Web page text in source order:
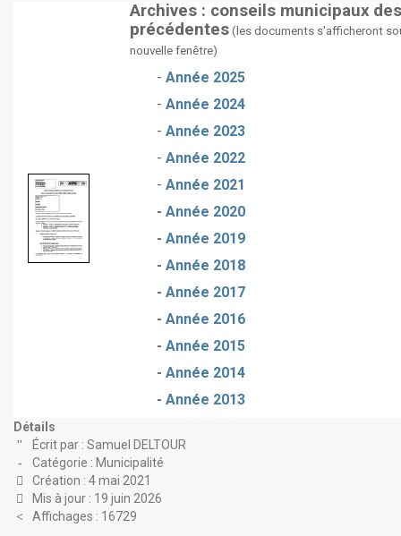
Archives : conseils municipaux
précédentes (les documents s'afficheront
nouvelle fenêtre)
- Année 2025
- Année 2024
- Année 2023
- Année 2022
- Année 2021
- Année 2020
- Année 2019
- Année 2018
- Année 2017
- Année 2016
- Année 2015
- Année 2014
- Année 2013
Détails
Écrit par : Samuel DELTOUR
Catégorie : Municipalité
Création : 4 mai 2021
Mis à jour : 19 juin 2026
Affichages : 16729